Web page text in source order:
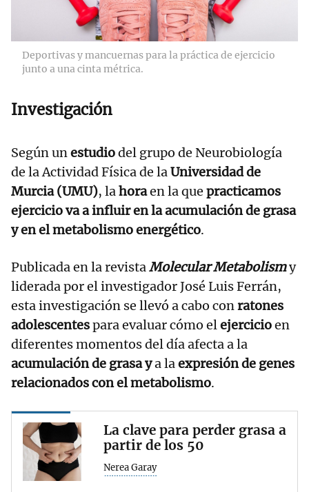
Deportivas y mancuernas para la práctica de ejercicio
junto a una cinta métrica.
Investigación
Según unestudiodel grupo de Neurobiología
de la Actividad Física de laUniversidad de
Murcia (UMU), lahoraen la que practicamos
ejercicio va a influir en la acumulación de grasa
y en el metabolismo energético.
Publicada en la revistaMolecular Metabolismy
liderada por el investigador José Luis Ferrán,
esta investigación se llevó a cabo conratones
adolescentespara evaluar cómo elejercicioen
diferentes momentos del día afecta a la
acumulación de grasa ya laexpresión de genes
relacionados con el metabolismo.
La clave para perder grasa a
partir de los 50
Nerea Garay